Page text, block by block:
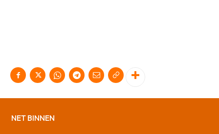
NET BINNEN